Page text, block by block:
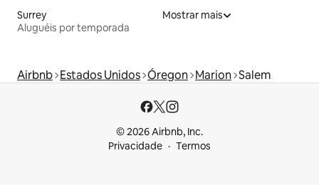
Surrey
Aluguéis por temporada
Mostrar mais
Airbnb Estados Unidos Óregon Marion Salem
© 2026 Airbnb, Inc.
Privacidade
Termos